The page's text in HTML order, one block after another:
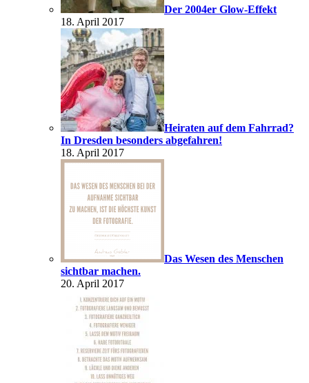
Der 2004er Glow-Effekt
18. April 2017
Heiraten auf dem Fahrrad?
In Dresden besonders abgefahren!
18. April 2017
Das Wesen des Menschen
sichtbar machen.
20. April 2017